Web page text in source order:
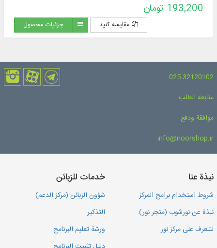
193,200 تومان
مقایسه کنید جزئیات محصول
025-32120102
متابعة الطلب
موافقة ودفع
info@noorshop.ir
نبذة عنا
شروط استخدام برامج المركز
نبذة عن نورشوب (متجر نور)
لنتعرف على مركز نور
خدمات للزبائن
شؤون الزبائن (مركز الدعم)
التذكير
ورشة تعليم البرنامج